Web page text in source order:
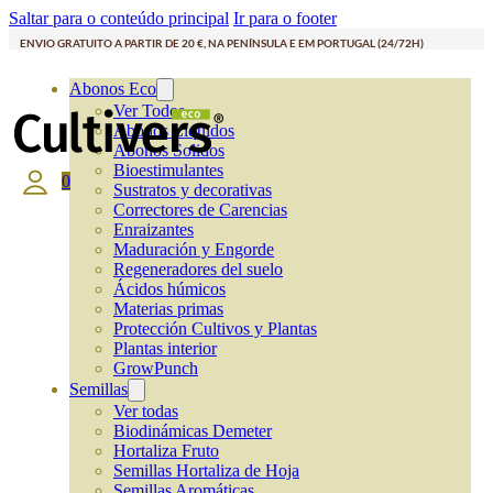
Saltar para o conteúdo principal Ir para o footer
ENVIO GRATUITO A PARTIR DE 20 €, NA PENÍNSULA E EM PORTUGAL (24/72H)
Abonos Eco
Ver Todos
Abonos Líquidos
Abonos Solidos
Bioestimulantes
Sustratos y decorativas
Correctores de Carencias
Enraizantes
Maduración y Engorde
Regeneradores del suelo
Ácidos húmicos
Materias primas
Protección Cultivos y Plantas
Plantas interior
GrowPunch
Semillas
Ver todas
Biodinámicas Demeter
Hortaliza Fruto
Semillas Hortaliza de Hoja
0